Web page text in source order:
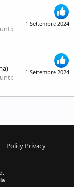
1 Settembre 2024
1 Settembre 2024
Policy Privacy